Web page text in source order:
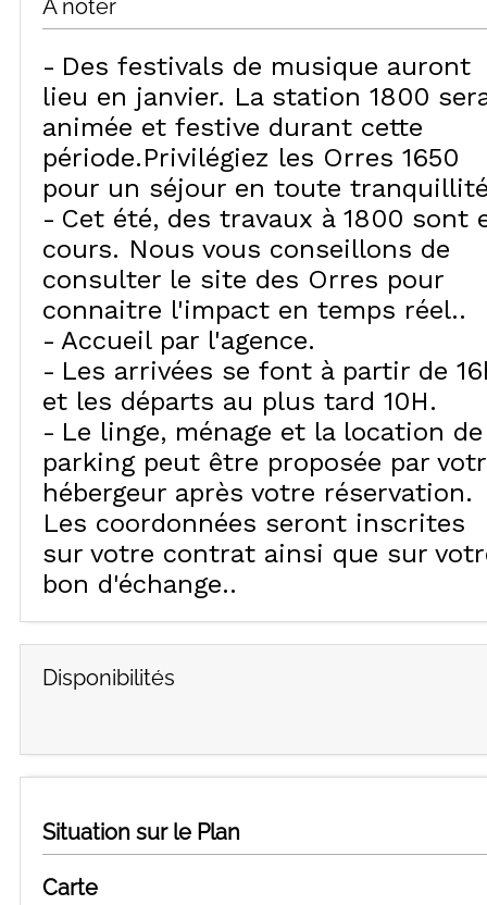
À noter
Des festivals de musique auront
lieu en janvier. La station 1800
animée et festive durant cette
période.Privilégiez les Orres 1650
pour un séjour en toute
Cet été, des travaux à 1800 sont
cours. Nous vous conseillons de
consulter le site des Orres pour
connaitre l'impact en temps réel.
Accueil par l'agence
Les arrivées se font à partir de
et les départs au plus tard 10H
Le linge, ménage et la location de
parking peut être proposée par
hébergeur après votre réservation.
Les coordonnées seront inscrites
sur votre contrat ainsi que sur
bon d'échange.
Disponibilités
Situation sur le Plan
Carte